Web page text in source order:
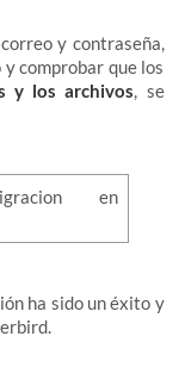
y contraseña,
comprobar que los
y los archivos, se
ha sido un éxito y